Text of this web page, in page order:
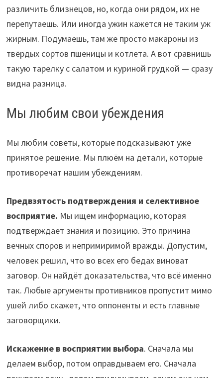
различить близнецов, но, когда они рядом, их не
перепутаешь. Или иногда ужин кажется не таким уж
жирным. Подумаешь, там же просто макароны из
твёрдых сортов пшеницы и котлета. А вот сравнишь
такую тарелку с салатом и куриной грудкой — сразу
видна разница.
Мы любим свои убеждения
Мы любим советы, которые подсказывают уже
принятое решение. Мы плюём на детали, которые
противоречат нашим убеждениям.
Предвзятость подтверждения и селективное
восприятие. Мы ищем информацию, которая
подтверждает знания и позицию. Это причина
вечных споров и непримиримой вражды. Допустим,
человек решил, что во всех его бедах виноват
заговор. Он найдёт доказательства, что всё именно
так. Любые аргументы противников пропустит мимо
ушей либо скажет, что оппоненты и есть главные
заговорщики.
Искажение в восприятии выбора. Сначала мы
делаем выбор, потом оправдываем его. Сначала